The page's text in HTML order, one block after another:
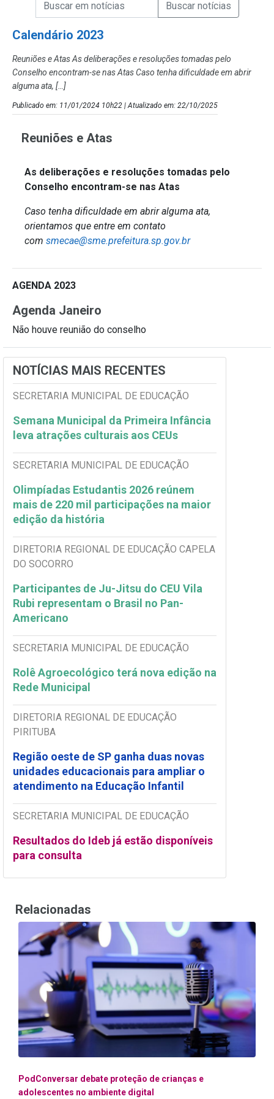
Campo de Busca de Notícias
Calendário 2023
Reuniões e Atas As deliberações e resoluções tomadas pelo
Conselho encontram-se nas Atas Caso tenha dificuldade em abrir
alguma ata, […]
Publicado em: 11/01/2024 10h22 | Atualizado em: 22/10/2025
Reuniões e Atas
As deliberações e resoluções tomadas pelo
Conselho encontram-se nas Atas
Caso tenha dificuldade em abrir alguma ata,
orientamos que entre em contato
com smecae@sme.prefeitura.sp.gov.br
AGENDA 2023
Agenda Janeiro
Não houve reunião do conselho
NOTÍCIAS MAIS RECENTES
SECRETARIA MUNICIPAL DE EDUCAÇÃO
Semana Municipal da Primeira Infância
leva atrações culturais aos CEUs
SECRETARIA MUNICIPAL DE EDUCAÇÃO
Olimpíadas Estudantis 2026 reúnem
mais de 220 mil participações na maior
edição da história
DIRETORIA REGIONAL DE EDUCAÇÃO CAPELA
DO SOCORRO
Participantes de Ju-Jitsu do CEU Vila
Rubi representam o Brasil no Pan-
Americano
SECRETARIA MUNICIPAL DE EDUCAÇÃO
Rolê Agroecológico terá nova edição na
Rede Municipal
DIRETORIA REGIONAL DE EDUCAÇÃO
PIRITUBA
Região oeste de SP ganha duas novas
unidades educacionais para ampliar o
atendimento na Educação Infantil
SECRETARIA MUNICIPAL DE EDUCAÇÃO
Resultados do Ideb já estão disponíveis
para consulta
Relacionadas
PodConversar debate proteção de crianças e
adolescentes no ambiente digital